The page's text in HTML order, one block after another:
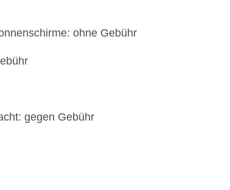
ohne Gebühr
gegen Gebühr